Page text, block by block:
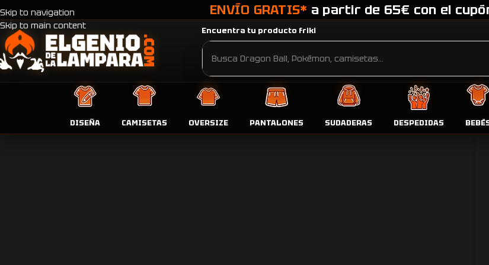
Skip to navigation
Skip to main content
ENVÍO GRATIS* a partir de 65€ con el
Encuentra tu producto friki
DISEÑA CAMISETAS OVERSIZE PANTALONES SUDADERAS DESPEDIDAS